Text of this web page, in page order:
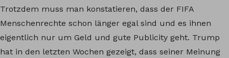
Trotzdem muss man konstatieren, dass der FIFA
Menschenrechte schon länger egal sind und es ihnen
eigentlich nur um Geld und gute Publicity geht. Trump
hat in den letzten Wochen gezeigt, dass seiner Meinung